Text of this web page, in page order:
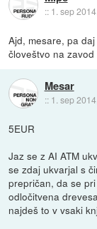
:: 1. sep
Ajd, mesare, pa
človeštvo na
Mesar
:: 1. sep
5EUR
Jaz se z AI ATM
se zdaj ukvarjal s
prepričan, da se
odločitvena
najdeš to v vsaki